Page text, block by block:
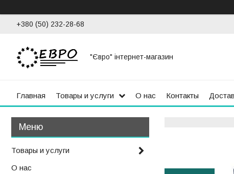
+380 (50) 232-28-68
"Євро" інтернет-магазин
Главная Товары и услуги О нас Контакты
Товары и услуги
О нас